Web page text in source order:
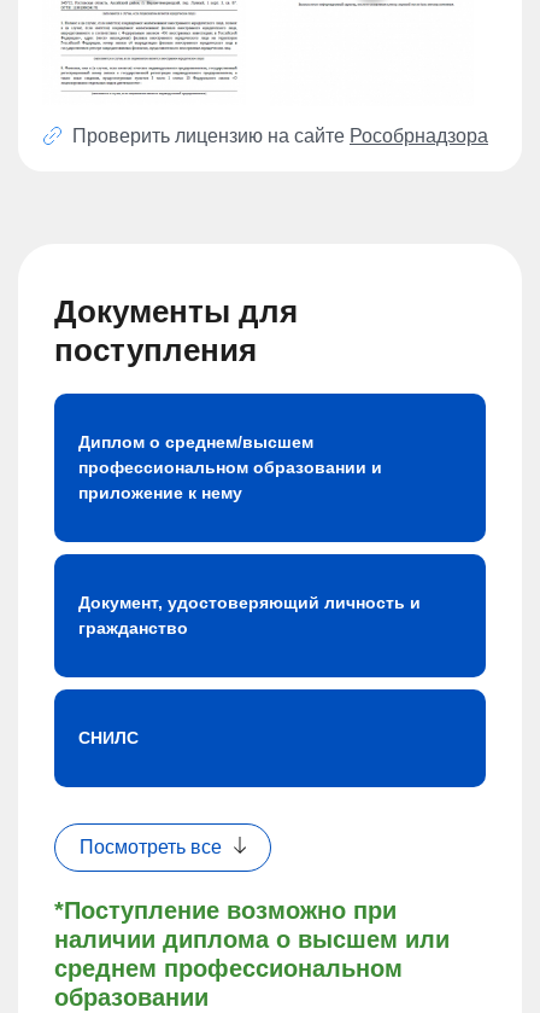
Проверить лицензию на сайте Рособрнадзора
Документы для
поступления
*Поступление возможно при
наличии диплома о высшем или
среднем профессиональном
образовании
Диплом о среднем/высшем
профессиональном образовании и
приложение к нему
Документ, удостоверяющий личность и
гражданство
СНИЛС
Посмотреть все